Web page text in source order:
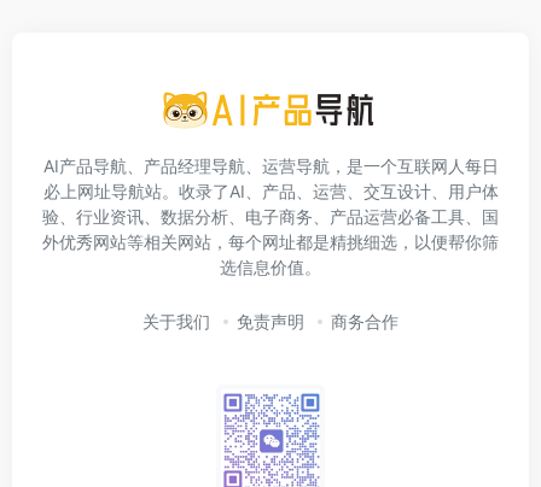
AI产品导航、产品经理导航、运营导航，是一个互联网人每日
必上网址导航站。收录了AI、产品、运营、交互设计、用户体
验、行业资讯、数据分析、电子商务、产品运营必备工具、国
外优秀网站等相关网站，每个网址都是精挑细选，以便帮你筛
选信息价值。
关于我们 免责声明 商务合作